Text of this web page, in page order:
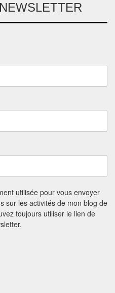
utilisée pour vous envoyer
sur les activités de mon blog de
toujours utiliser le lien de